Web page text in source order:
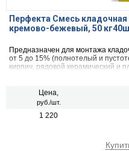
Перфекта Смесь
кремово-бежевый, 50
Предназначен для монтажа
от 5 до 15% (полнотелый и
кирпич, рядовой керамический и
Цена,
руб./шт.
1 220